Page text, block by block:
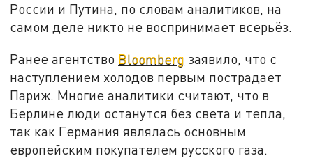
России и Путина, по словам аналитиков, на
самом деле никто не воспринимает всерьёз.
Ранее агентство Bloomberg заявило, что с
наступлением холодов первым пострадает
Париж. Многие аналитики считают, что в
Берлине люди останутся без света и тепла,
так как Германия являлась основным
европейским покупателем русского газа.